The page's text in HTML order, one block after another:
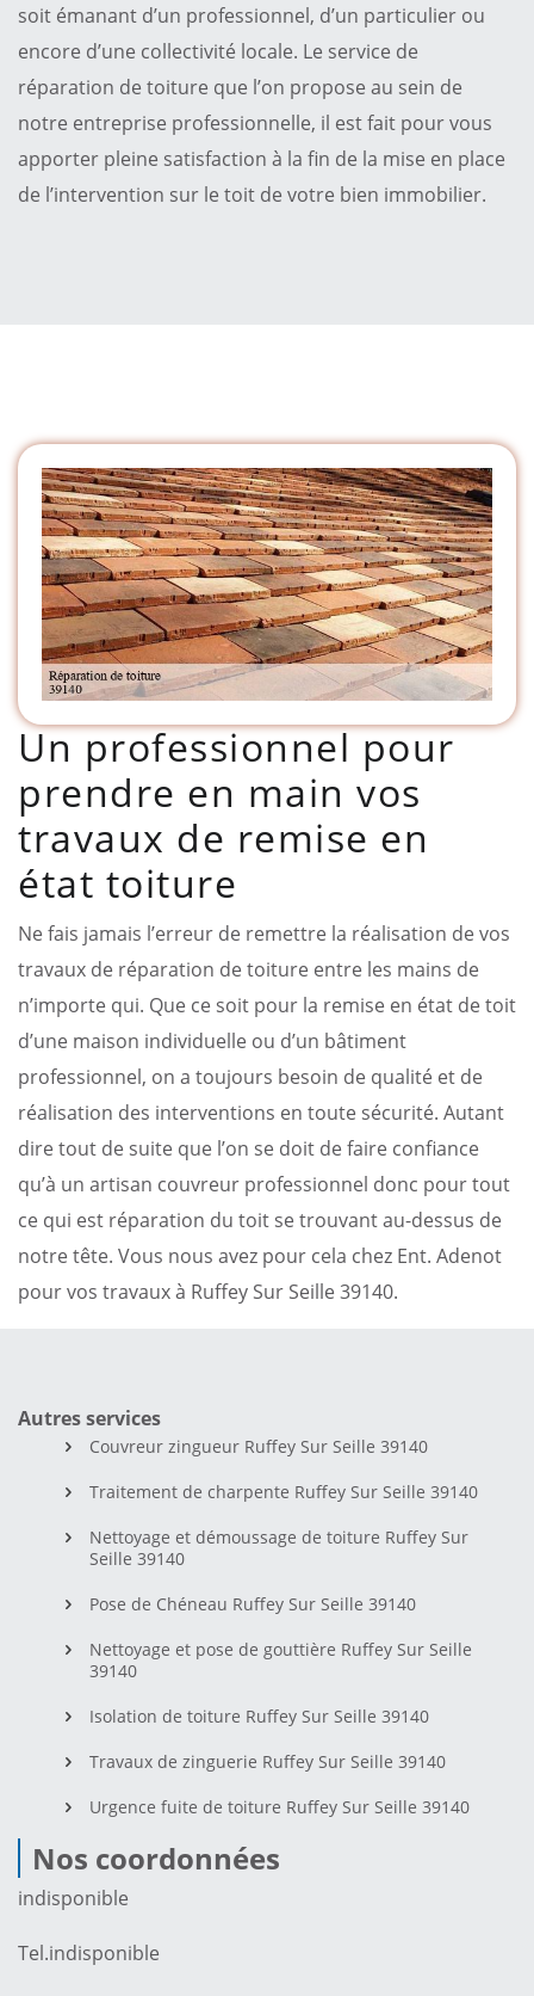
soit émanant d’un professionnel, d’un particulier ou
encore d’une collectivité locale. Le service de
réparation de toiture que l’on propose au sein de
notre entreprise professionnelle, il est fait pour vous
apporter pleine satisfaction à la fin de la mise en place
de l’intervention sur le toit de votre bien immobilier.
Un professionnel pour
prendre en main vos
travaux de remise en
état toiture
Ne fais jamais l’erreur de remettre la réalisation de vos
travaux de réparation de toiture entre les mains de
n’importe qui. Que ce soit pour la remise en état de toit
d’une maison individuelle ou d’un bâtiment
professionnel, on a toujours besoin de qualité et de
réalisation des interventions en toute sécurité. Autant
dire tout de suite que l’on se doit de faire confiance
qu’à un artisan couvreur professionnel donc pour tout
ce qui est réparation du toit se trouvant au-dessus de
notre tête. Vous nous avez pour cela chez Ent. Adenot
pour vos travaux à Ruffey Sur Seille 39140.
Autres services
Couvreur zingueur Ruffey Sur Seille 39140
Traitement de charpente Ruffey Sur Seille 39140
Nettoyage et démoussage de toiture Ruffey Sur
Seille 39140
Pose de Chéneau Ruffey Sur Seille 39140
Nettoyage et pose de gouttière Ruffey Sur Seille
39140
Isolation de toiture Ruffey Sur Seille 39140
Travaux de zinguerie Ruffey Sur Seille 39140
Urgence fuite de toiture Ruffey Sur Seille 39140
Nos coordonnées
indisponible
Tel.indisponible